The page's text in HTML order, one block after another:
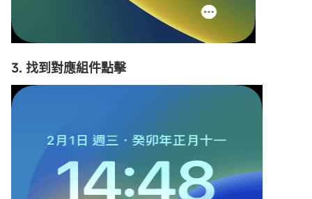
3. 找到對應組件點擊